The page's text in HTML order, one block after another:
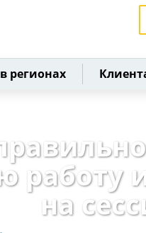
регионах
работу
на